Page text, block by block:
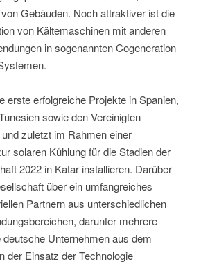
Gebäuden. Noch attraktiver ist die
von Kältemaschinen mit anderen
in sogenannten Cogeneration
erste erfolgreiche Projekte in Spanien,
sowie den Vereinigten
zuletzt im Rahmen einer
solaren Kühlung für die Stadien der
2022 in Katar installieren. Darüber
über ein umfangreiches
Partnern aus unterschiedlichen
darunter mehrere
deutsche Unternehmen aus dem
der Einsatz der Technologie